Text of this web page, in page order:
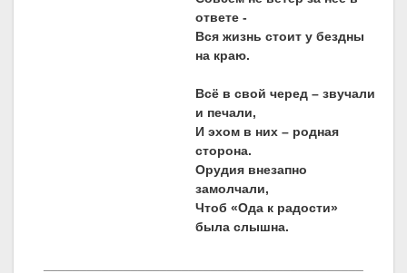
ответе -
Вся жизнь стоит у бездны
на краю.
Всё в свой черед – звучали
и печали,
И эхом в них – родная
Орудия внезапно
замолчали,
Чтоб «Ода к радости»
была слышна.